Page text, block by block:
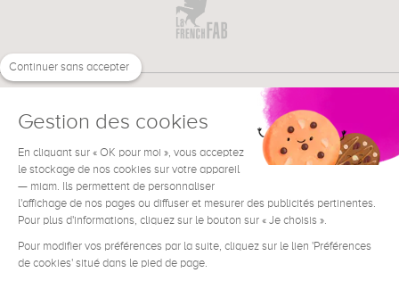
NEED HELP ? € EN
Terms & Conditions
Continuer sans accepter
Gestion des cookies
En cliquant sur « OK pour moi », vous acceptez
le stockage de nos cookies sur votre appareil
— miam. Ils permettent de personnaliser
l'affichage de nos pages ou diffuser et mesurer des publicités pertinentes.
Pour plus d'informations, cliquez sur le bouton sur « Je choisis ».
Pour modifier vos préférences par la suite, cliquez sur le lien 'Préférences
de cookies' situé dans le pied de page.